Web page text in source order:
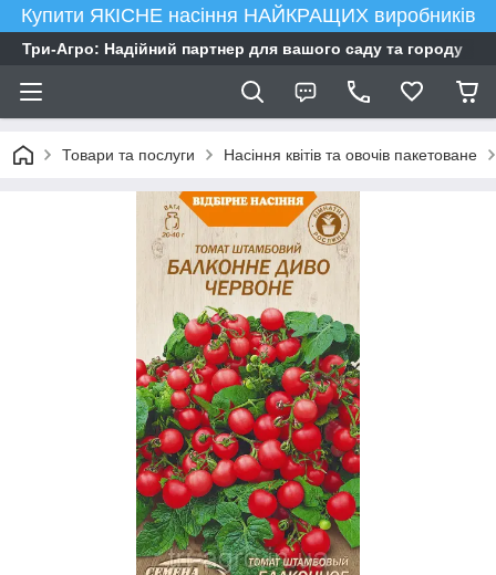
Купити ЯКІСНЕ насіння НАЙКРАЩИХ виробників
Три-Агро: Надійний партнер для вашого саду та городу
Товари та послуги Насіння квітів та овочів пакетоване